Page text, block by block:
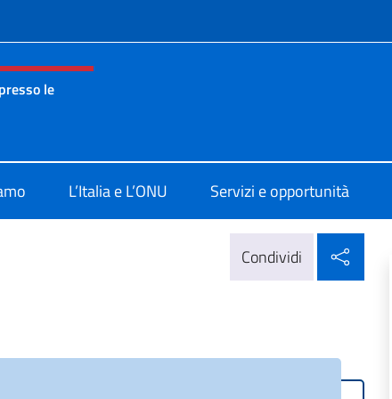
le
d’Italia presso le Nazioni Unite New York
L’Italia e L’ONU Servizi e opportunità
Condividi